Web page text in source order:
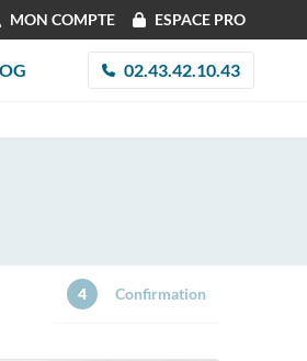
MON COMPTE ESPACE PRO
02.43.42.10.43
4 Confirmation